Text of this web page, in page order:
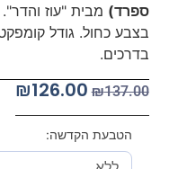
ספרד)מבית "עוז והדר".
בצבע כחול. גודל
בדרכים.
₪137.00
₪126.00
הטבעת הקדשה: